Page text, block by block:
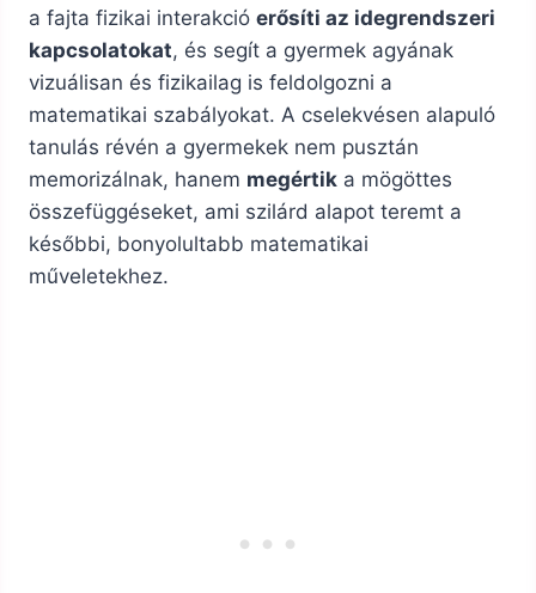
a fajta fizikai interakció erősíti az idegrendszeri
kapcsolatokat, és segít a gyermek agyának
vizuálisan és fizikailag is feldolgozni a
matematikai szabályokat. A cselekvésen alapuló
tanulás révén a gyermekek nem pusztán
memorizálnak, hanem megértik a mögöttes
összefüggéseket, ami szilárd alapot teremt a
későbbi, bonyolultabb matematikai
műveletekhez.